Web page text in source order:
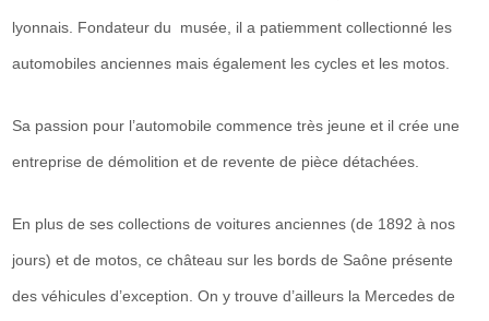
lyonnais. Fondateur du musée, il a patiemment collectionné les
automobiles anciennes mais également les cycles et les motos.
Sa passion pour l’automobile commence très jeune et il crée une
entreprise de démolition et de revente de pièce détachées.
En plus de ses collections de voitures anciennes (de 1892 à nos
jours) et de motos, ce château sur les bords de Saône présente
des véhicules d’exception. On y trouve d’ailleurs la Mercedes de